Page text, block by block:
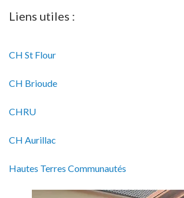
Liens utiles :
CH St Flour
CH Brioude
CHRU
CH Aurillac
Hautes Terres Communautés